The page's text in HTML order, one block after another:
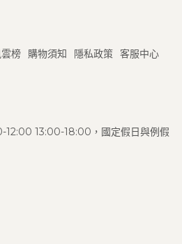
榜 購物須知 隱私政策 客服中心
12:00 13:00-18:00，國定假日與例假